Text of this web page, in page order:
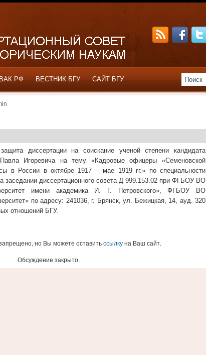
ВАК РФ ВЕСТНИК БГУ САЙТ БГУ
диссертации на соискание ученой степени кандидата
Игоревича на тему «Кадровые офицеры «Семеновской
в России в октябре 1917 – мае 1919 гг.» по специальности
заседании диссертационного совета Д 999.153.02 при ФГБОУ ВО
имени академика И. Г. Петровского», ФГБОУ ВО
по адресу: 241036, г. Брянск, ул. Бежицкая, 14, ауд. 320
отношений БГУ.
но Вы можете оставитьссылкуна Ваш сайт.
Обсуждение закрыто.